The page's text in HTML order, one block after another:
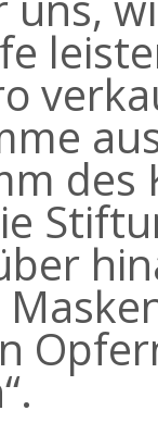
des